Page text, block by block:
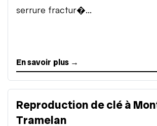
serrure fractur�...
En savoir plus →
Reproduction de clé à
Tramelan